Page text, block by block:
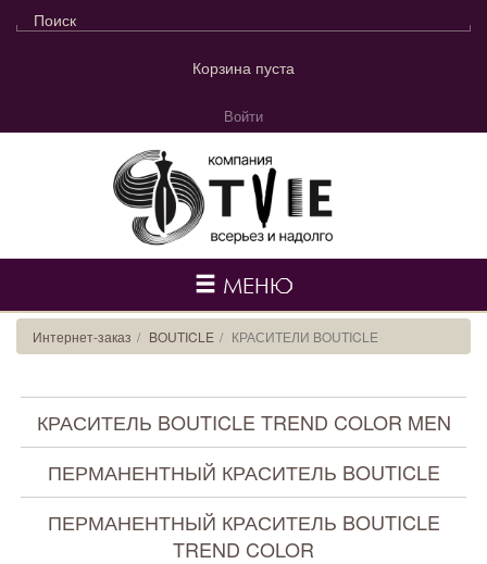
Корзина пуста
Войти
МЕНЮ
Интернет-заказ BOUTICLE КРАСИТЕЛИ BOUTICLE
КРАСИТЕЛЬ BOUTICLE TREND COLOR MEN
ПЕРМАНЕНТНЫЙ КРАСИТЕЛЬ BOUTICLE
ПЕРМАНЕНТНЫЙ КРАСИТЕЛЬ BOUTICLE
TREND COLOR